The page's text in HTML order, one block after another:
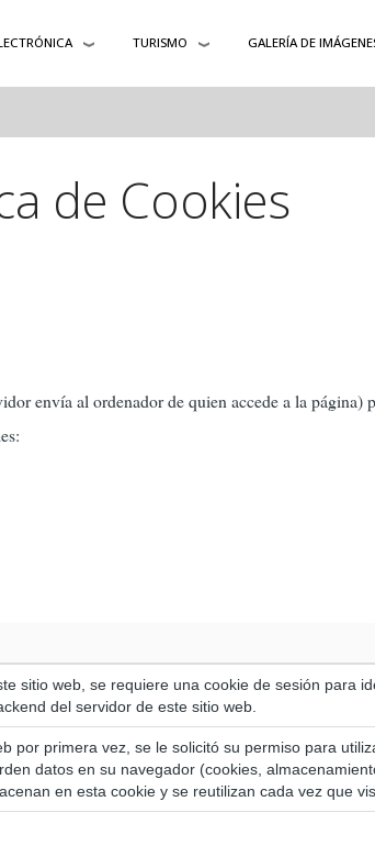
TURISMO GALERÍA DE
de Cookies
envía al ordenador de quien accede a la
sitio web, se requiere una cookie de sesión para
del servidor de este sitio web.
por primera vez, se le solicitó su permiso para
datos en su navegador (cookies,
en esta cookie y se reutilizan cada vez que